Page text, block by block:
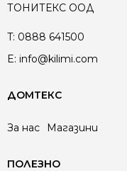
ТОНИТЕКС ООД
T: 0888 641500
E: info@kilimi.com
ДОМТЕКС
За нас Магазини
ПОЛЕЗНО